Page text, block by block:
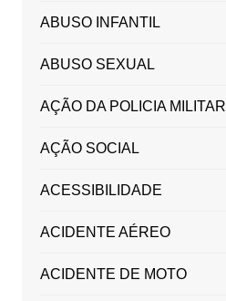
ABUSO INFANTIL
ABUSO SEXUAL
AÇÃO DA POLICIA MILITAR
AÇÃO SOCIAL
ACESSIBILIDADE
ACIDENTE AÉREO
ACIDENTE DE MOTO